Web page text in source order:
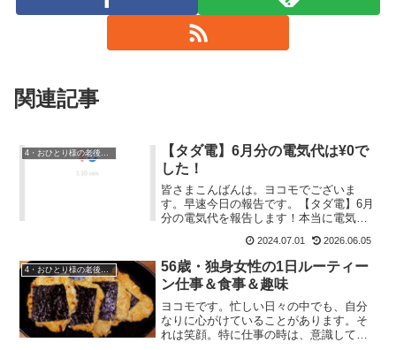
関連記事
4・おひとり様の老後準備
【タダ電】6月分の電気代は¥0で
した！
皆さまこんばんは。ヨコモでございま
す。早速今日の報告です。【タダ電】6月
分の電気代を報告します！本当に電気代
月の電気代を画像付きで報告します。ま
ず、本日6月30日の電気使用量。1.1ｋWh
でした。一日出...
2024.07.01 2026.06.05
56歳・独身女性の1日ルーティー
ン仕事＆食事＆趣味
ヨコモです。忙しい日々の中でも、自分
なりに心がけていることがあります。そ
れは笑顔。特に仕事の時は、意識してい